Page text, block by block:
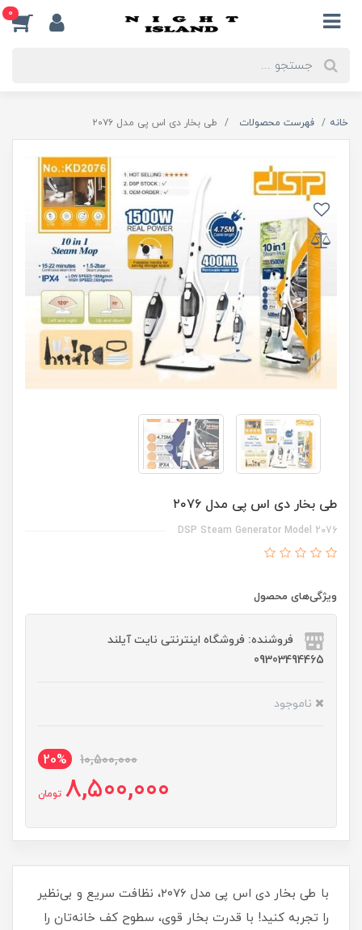
0
خانه فهرست محصولات طی بخار دی اس پی مدل ۲۰۷۶
طی بخار دی اس پی مدل ۲۰۷۶
DSP Steam Generator Model 2076
ویژگی‌های محصول
فروشنده: فروشگاه اینترنتی نایت آیلند
09303494465
ناموجود
10,500,000
20%
8,500,000 تومان
با طی بخار دی اس پی مدل ۲۰۷۶، نظافت سریع و بی‌نظیر
را تجربه کنید! با قدرت بخار قوی، سطوح کف خانه‌تان را